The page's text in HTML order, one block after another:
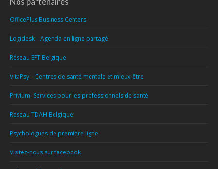
OfficePlus Business Centers
Logidesk – Agenda en ligne partagé
Réseau EFT Belgique
VitaPsy – Centres de santé mentale et mieux-être
Privium- Services pour les professionnels de santé
Réseau TDAH Belgique
Psychologues de première ligne
Visitez-nous sur facebook